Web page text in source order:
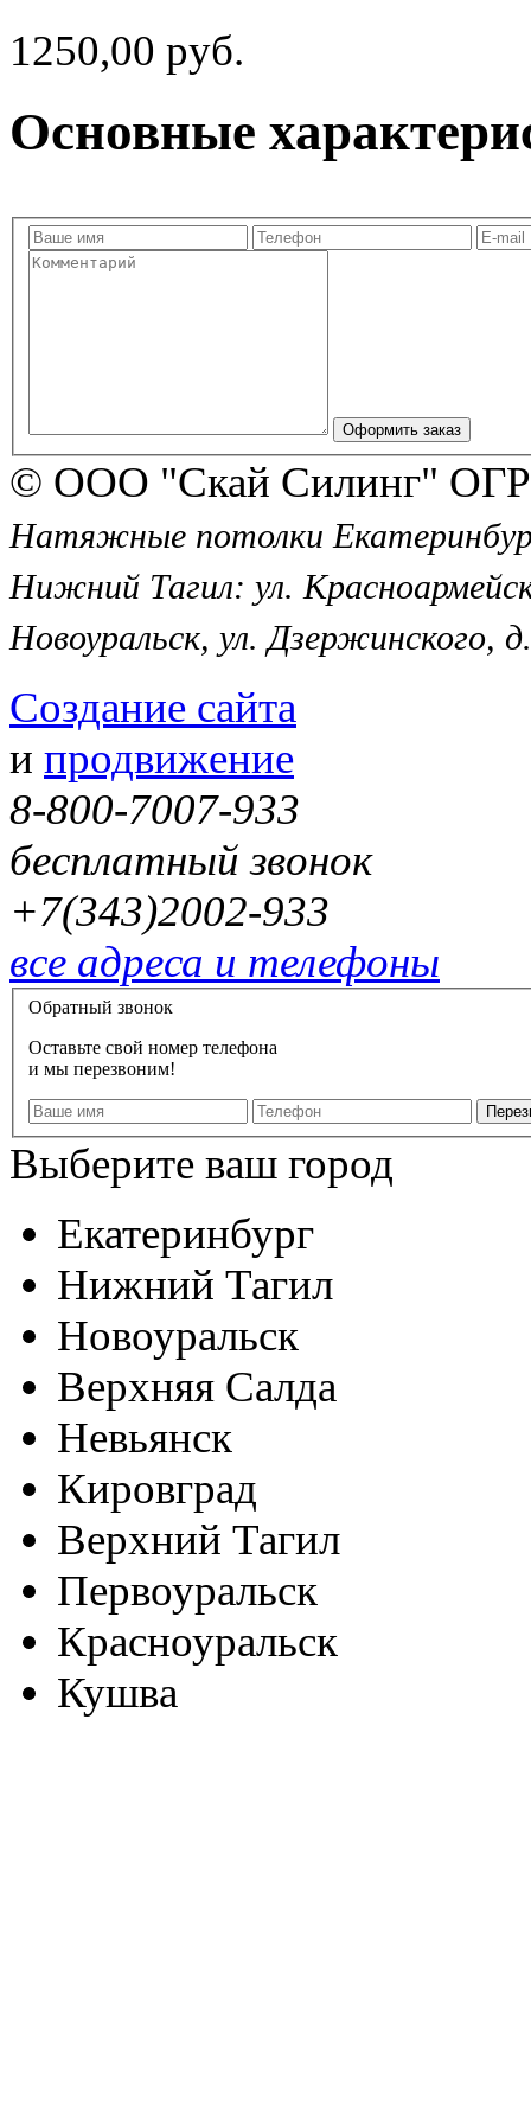
1250,00 руб.
Основные
© ООО "Скай Силинг"
Натяжные потолки
Нижний Тагил: ул.
Новоуральск, ул. Дзержинского,
Создание сайта
и продвижение
8-800-7007-933
бесплатный звонок
+7(343)2002-933
все адреса и телефоны
Обратный звонок
Оставьте свой номер телефона
и мы перезвоним!
Выберите ваш город
Екатеринбург
Нижний Тагил
Новоуральск
Верхняя Салда
Невьянск
Кировград
Верхний Тагил
Первоуральск
Красноуральск
Кушва